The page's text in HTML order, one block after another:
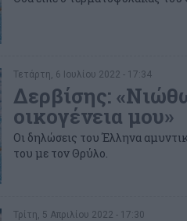
Τετάρτη, 6 Ιουλίου 2022 - 17:34
Δερβίσης:
οικογένεια μου»
Οι δηλώσεις του Έλληνα
του με τον Θρύλο.
Τρίτη, 5 Απριλίου 2022 - 17:30